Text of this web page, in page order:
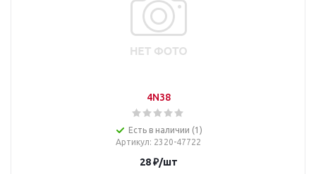
4N38
Есть в наличии (1)
Артикул: 2320-47722
28₽/шт